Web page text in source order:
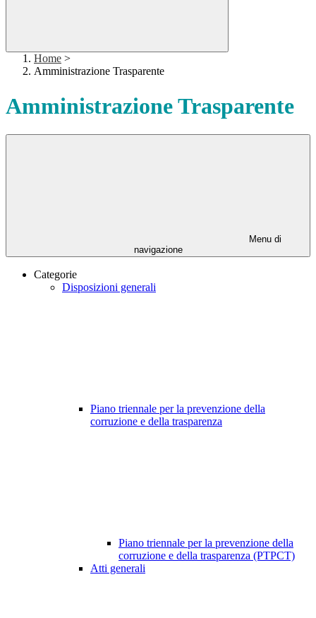
Home >
Amministrazione Trasparente
Amministrazione Trasparente
Menu di
navigazione
Categorie
Disposizioni generali
Piano triennale per la prevenzione della
corruzione e della trasparenza
Piano triennale per la prevenzione della
corruzione e della trasparenza (PTPCT)
Atti generali